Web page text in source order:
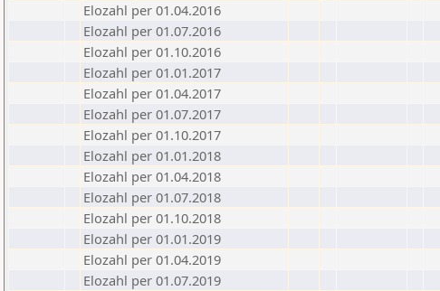
Elozahl per 01.04.2016
Elozahl per 01.07.2016
Elozahl per 01.10.2016
Elozahl per 01.01.2017
Elozahl per 01.04.2017
Elozahl per 01.07.2017
Elozahl per 01.10.2017
Elozahl per 01.01.2018
Elozahl per 01.04.2018
Elozahl per 01.07.2018
Elozahl per 01.10.2018
Elozahl per 01.01.2019
Elozahl per 01.04.2019
Elozahl per 01.07.2019